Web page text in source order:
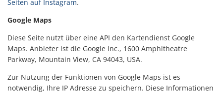
Seiten auf Instagram.
Google Maps
Diese Seite nutzt über eine API den Kartendienst Google
Maps. Anbieter ist die Google Inc., 1600 Amphitheatre
Parkway, Mountain View, CA 94043, USA.
Zur Nutzung der Funktionen von Google Maps ist es
notwendig, Ihre IP Adresse zu speichern. Diese Informationen